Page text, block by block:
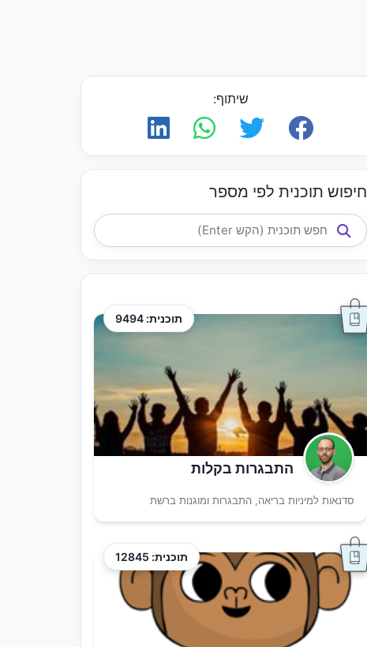
שיתוף:
חיפוש תוכנית לפי מספר
תוכנית: 9494
התבגרות בקלות
סדנאות למיניות בריאה, התבגרות ומוגנות ברשת
תוכנית: 12845